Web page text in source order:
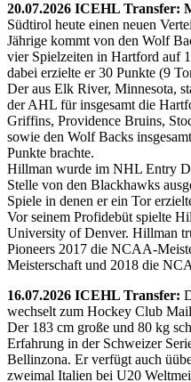
20.07.2026 ICEHL Transfer:
Südtirol heute einen neuen
Jährige kommt von den Wolf
vier Spielzeiten in Hartford auf
dabei erzielte er 30 Punkte (9
Der aus Elk River, Minnesota,
der AHL für insgesamt die
Griffins, Providence Bruins,
sowie den Wolf Backs
Punkte brachte.
Hillman wurde im NHL Entry
Stelle von den Blackhawks
Spiele in denen er ein Tor
Vor seinem Profidebüt spielte
University of Denver. Hillman
Pioneers 2017 die NCAA-
Meisterschaft und 2018 die
16.07.2026 ICEHL Transfer:
wechselt zum Hockey Club
Der 183 cm große und 80 kg
Erfahrung in der Schweizer
Bellinzona. Er verfügt auch
zweimal Italien bei U20